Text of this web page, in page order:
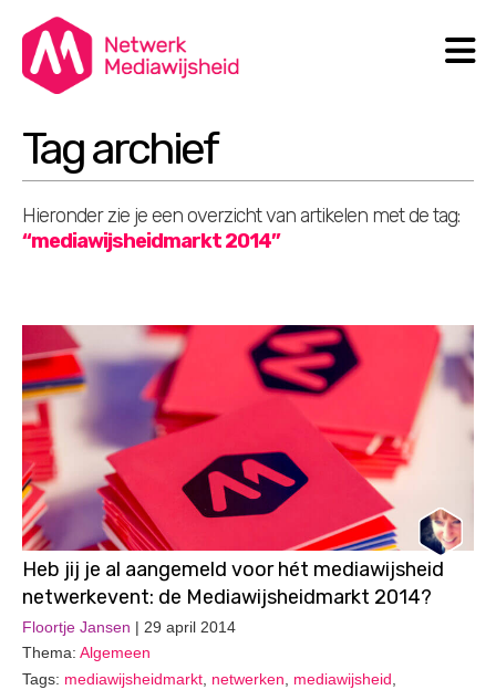
Search
Tag archief
Hieronder zie je een overzicht van artikelen met de tag:
“mediawijsheidmarkt 2014”
Heb jij je al aangemeld voor hét mediawijsheid
netwerkevent: de Mediawijsheidmarkt 2014?
Floortje Jansen | 29 april 2014
Thema: Algemeen
Tags: mediawijsheidmarkt, netwerken, mediawijsheid,